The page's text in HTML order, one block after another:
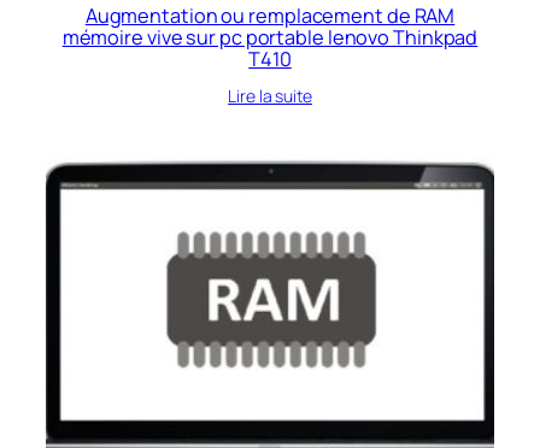
Augmentation ou remplacement de RAM
mémoire vive sur pc portable lenovo Thinkpad
T410
Lire la suite